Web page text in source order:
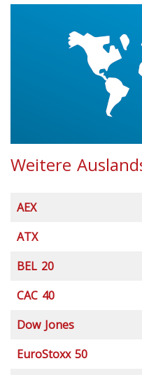
Weitere
AEX
ATX
BEL 20
CAC 40
Dow Jones
EuroStoxx 50